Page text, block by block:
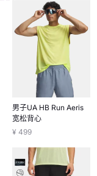
男子UA HB Run Aeris
宽松背心
¥ 499